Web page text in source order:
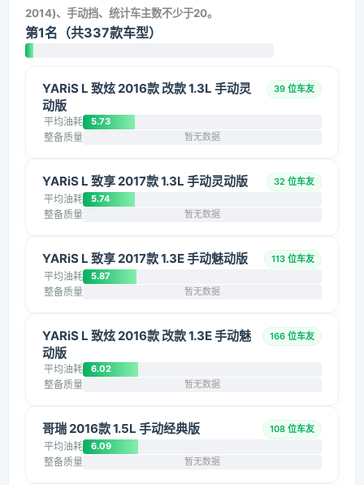
2014)、手动挡、统计车主数不少于20。
第1名（共337款车型）
YARiS L 致炫 2016款 改款 1.3L 手动灵
动版
39 位车友
平均油耗 5.73
整备质量 暂无数据
YARiS L 致享 2017款 1.3L 手动灵动版 32 位车友
平均油耗 5.74
整备质量 暂无数据
YARiS L 致享 2017款 1.3E 手动魅动版 113 位车友
平均油耗 5.87
整备质量 暂无数据
YARiS L 致炫 2016款 改款 1.3E 手动魅
动版
166 位车友
平均油耗 6.02
整备质量 暂无数据
哥瑞 2016款 1.5L 手动经典版 108 位车友
平均油耗 6.09
整备质量 暂无数据